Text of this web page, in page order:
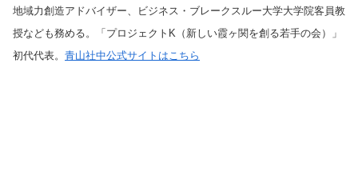
地域力創造アドバイザー、ビジネス・ブレークスルー大学大学院客員教
授なども務める。「プロジェクトK（新しい霞ヶ関を創る若手の会）」
初代代表。 青山社中公式サイトはこちら